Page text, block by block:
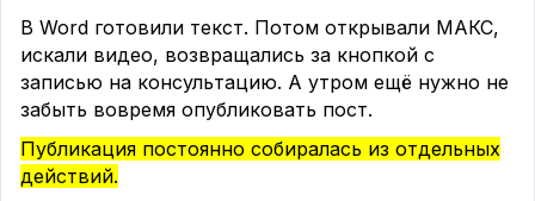
В Word готовили текст. Потом открывали МАКС,
искали видео, возвращались за кнопкой с
записью на консультацию. А утром ещё нужно не
забыть вовремя опубликовать пост.
Публикация постоянно собиралась из отдельных
действий.